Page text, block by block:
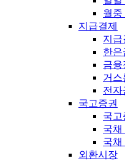
월중
지급결제
지급
한은
금융
거스
전자
국고증권
국고
국채
국채
외환시장